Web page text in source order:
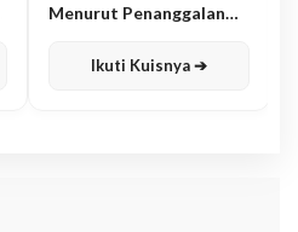
Menurut Penanggalan
Ikuti Kuisnya ➔